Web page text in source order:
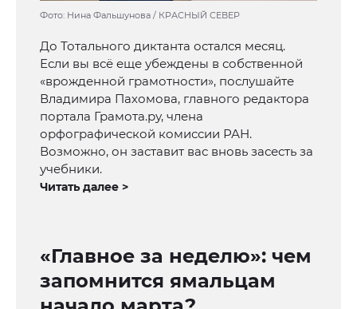
Фото: Нина Фальшунова / КРАСНЫЙ СЕВЕР
До Тотального диктанта остался месяц.
Если вы всё еще убеждены в собственной
«врожденной грамотности», послушайте
Владимира Пахомова, главного редактора
портала Грамота.ру, члена
орфографической комиссии РАН.
Возможно, он заставит вас вновь засесть за
учебники.
Читать далее >
«Главное за неделю»: чем
запомнится ямальцам